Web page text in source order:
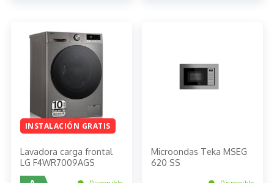
INSTALACIÓN GRATIS
Lavadora carga frontal
LG F4WR7009AGS
Microondas Teka MSEG
620 SS